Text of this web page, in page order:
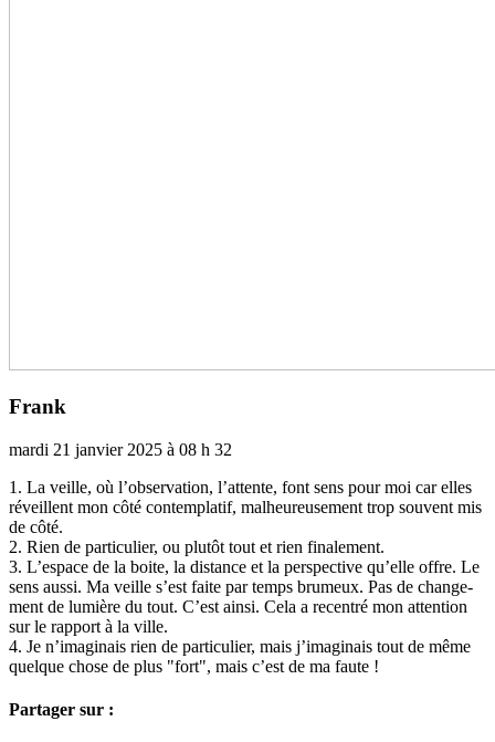
Frank
mardi 21 janvier 2025 à 08 h 32
1. La veille, où l’obser­va­tion, l’attente, font sens pour moi car elles
réveillent mon côté contem­pla­tif, mal­heu­reu­se­ment trop sou­vent mis
de côté.
2. Rien de par­ti­cu­lier, ou plutôt tout et rien fina­le­ment.
3. L’espace de la boite, la dis­tance et la pers­pec­tive qu’elle offre. Le
sens aussi. Ma veille s’est faite par temps bru­meux. Pas de chan­ge­
ment de lumière du tout. C’est ainsi. Cela a recen­tré mon atten­tion
sur le rap­port à la ville.
4. Je n’ima­gi­nais rien de par­ti­cu­lier, mais j’ima­gi­nais tout de même
quel­que chose de plus "fort", mais c’est de ma faute !
Partager sur :